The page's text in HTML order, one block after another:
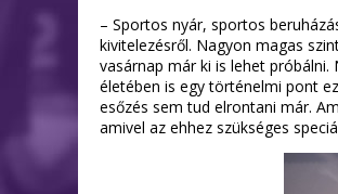
– Sportos nyár, sportos
kivitelezésről. Nagyon magas
vasárnap már ki is lehet
életében is egy történelmi pont
esőzés sem tud elrontani már.
amivel az ehhez szükséges